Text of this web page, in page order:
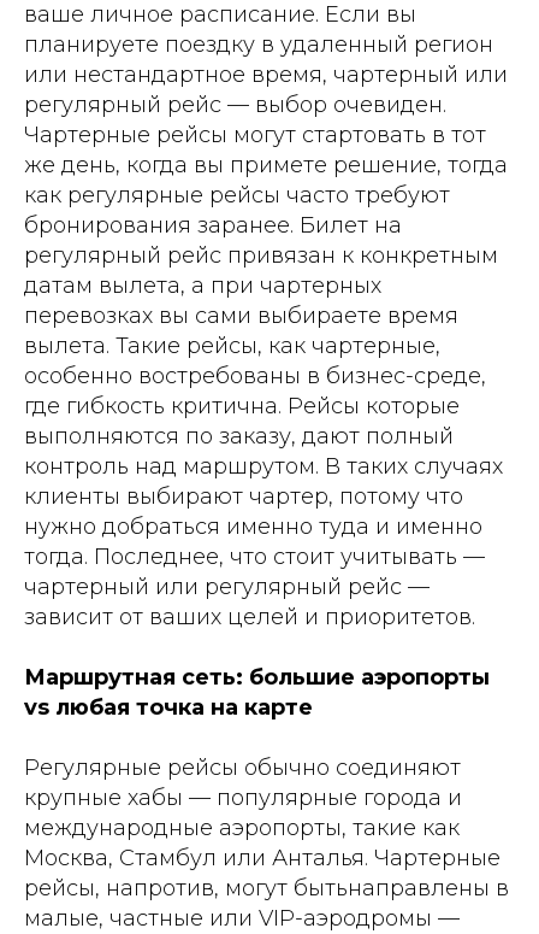
ваше личное расписание. Если вы
планируете поездку в удаленный регион
или нестандартное время, чартерный или
регулярный рейс — выбор очевиден.
Чартерные рейсы могут стартовать в тот
же день, когда вы примете решение, тогда
как регулярные рейсы часто требуют
бронирования заранее. Билет на
регулярный рейс привязан к конкретным
датам вылета, а при чартерных
перевозках вы сами выбираете время
вылета. Такие рейсы, как чартерные,
особенно востребованы в бизнес-среде,
где гибкость критична. Рейсы которые
выполняются по заказу, дают полный
контроль над маршрутом. В таких случаях
клиенты выбирают чартер, потому что
нужно добраться именно туда и именно
тогда. Последнее, что стоит учитывать —
чартерный или регулярный рейс —
зависит от ваших целей и приоритетов.
Маршрутная сеть: большие аэропорты
vs любая точка на карте
Регулярные рейсы обычно соединяют
крупные хабы — популярные города и
международные аэропорты, такие как
Москва, Стамбул или Анталья. Чартерные
рейсы, напротив, могут бытьнаправлены в
малые, частные или VIP-аэродромы —